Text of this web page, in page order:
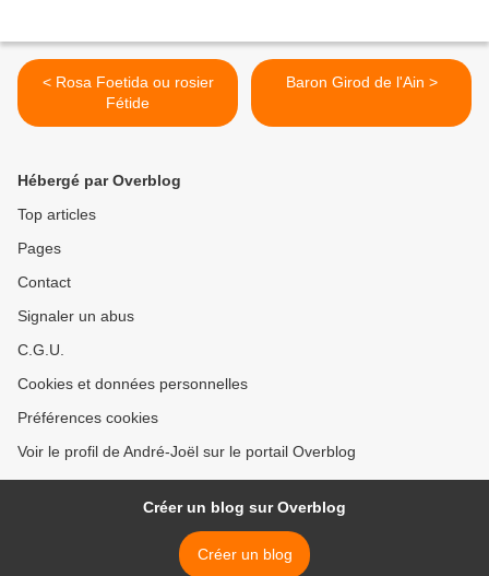
< Rosa Foetida ou rosier
Fétide
Baron Girod de l'Ain >
Hébergé par Overblog
Top articles
Pages
Contact
Signaler un abus
C.G.U.
Cookies et données personnelles
Préférences cookies
Voir le profil de André-Joël sur le portail Overblog
Créer un blog sur Overblog
Créer un blog